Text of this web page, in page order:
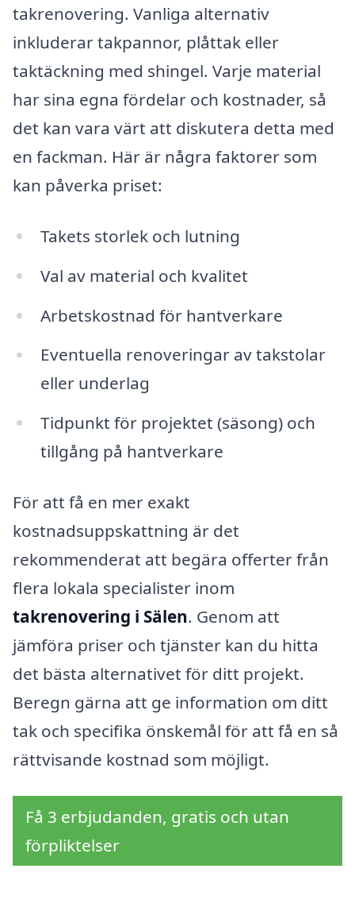
takrenovering. Vanliga alternativ
inkluderar takpannor, plåttak eller
taktäckning med shingel. Varje material
har sina egna fördelar och kostnader, så
det kan vara värt att diskutera detta med
en fackman. Här är några faktorer som
kan påverka priset:
Takets storlek och lutning
Val av material och kvalitet
Arbetskostnad för hantverkare
Eventuella renoveringar av takstolar
eller underlag
Tidpunkt för projektet (säsong) och
tillgång på hantverkare
För att få en mer exakt
kostnadsuppskattning är det
rekommenderat att begära offerter från
flera lokala specialister inom
takrenovering i Sälen. Genom att
jämföra priser och tjänster kan du hitta
det bästa alternativet för ditt projekt.
Beregn gärna att ge information om ditt
tak och specifika önskemål för att få en så
rättvisande kostnad som möjligt.
Få 3 erbjudanden, gratis och utan
förpliktelser